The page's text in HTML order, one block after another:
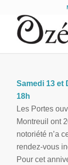
Samedi 13 et
18h
Les Portes
Montreuil ont
notoriété n’a
rendez-vous
Pour cet